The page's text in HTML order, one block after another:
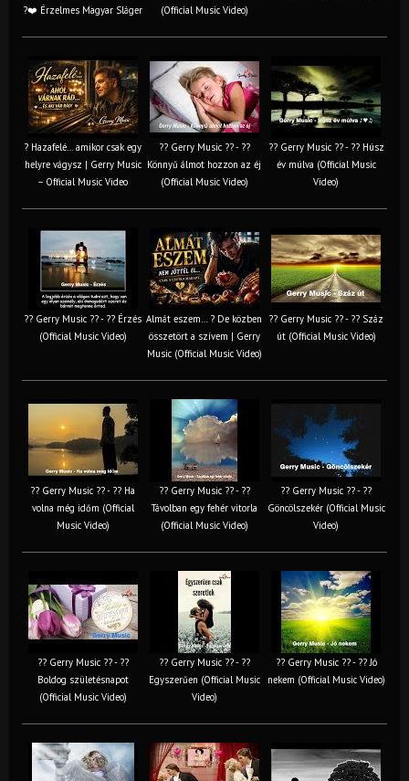
?❤️ Érzelmes Magyar Sláger
(Official Music Video)
? Hazafelé… amikor csak egy
helyre vágysz | Gerry Music
– Official Music Video
?? Gerry Music ?? - ??
Könnyű álmot hozzon az éj
(Official Music Video)
?? Gerry Music ?? - ?? Húsz
év múlva (Official Music
Video)
?? Gerry Music ?? - ?? Érzés
(Official Music Video)
Almát eszem… ? De közben
összetört a szívem | Gerry
Music (Official Music Video)
?? Gerry Music ?? - ?? Száz
út (Official Music Video)
?? Gerry Music ?? - ?? Ha
volna még időm (Official
Music Video)
?? Gerry Music ?? - ??
Távolban egy fehér vitorla
(Official Music Video)
?? Gerry Music ?? - ??
Göncölszekér (Official Music
Video)
?? Gerry Music ?? - ??
Boldog születésnapot
(Official Music Video)
?? Gerry Music ?? - ??
Egyszerűen (Official Music
Video)
?? Gerry Music ?? - ?? Jó
nekem (Official Music Video)